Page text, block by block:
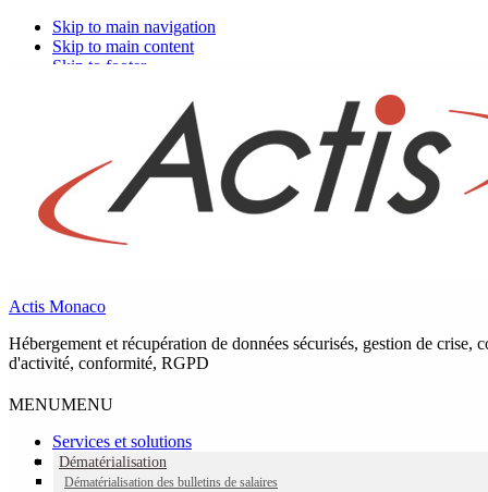
Skip to main navigation
Skip to main content
Skip to footer
Actis Monaco
Hébergement et récupération de données sécurisés, gestion de crise,
d'activité, conformité, RGPD
MENUMENU
Services et solutions
Dématérialisation
Dématérialisation des bulletins de salaires
Le Groupe telis au salon Monaco Business
2022 en présence de nos experts et
Le Groupe telis vous donne rendez-vous sur le Monaco Business le
4 octobre 2022 au Méridien Beach Plaza – Sea Club.
A cette occasion, nos experts et nos partenaires seront à votre
disposition pour échanger avec vous et vous présenter de nouveaux